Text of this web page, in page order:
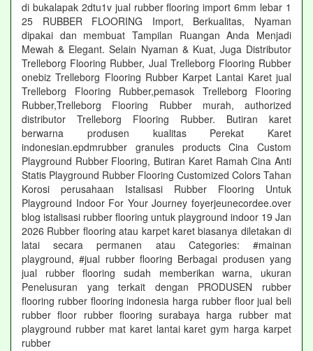
di bukalapak 2dtu1v jual rubber flooring import 6mm lebar 1
25 RUBBER FLOORING Import, Berkualitas, Nyaman
dipakai dan membuat Tampilan Ruangan Anda Menjadi
Mewah & Elegant. Selain Nyaman & Kuat, Juga Distributor
Trelleborg Flooring Rubber, Jual Trelleborg Flooring Rubber
onebiz Trelleborg Flooring Rubber Karpet Lantai Karet jual
Trelleborg Flooring Rubber,pemasok Trelleborg Flooring
Rubber,Trelleborg Flooring Rubber murah, authorized
distributor Trelleborg Flooring Rubber. Butiran karet
berwarna produsen kualitas Perekat Karet
indonesian.epdmrubber granules products Cina Custom
Playground Rubber Flooring, Butiran Karet Ramah Cina Anti
Statis Playground Rubber Flooring Customized Colors Tahan
Korosi perusahaan Istalisasi Rubber Flooring Untuk
Playground Indoor For Your Journey foyerjeunecordee.over
blog istalisasi rubber flooring untuk playground indoor 19 Jan
2026 Rubber flooring atau karpet karet biasanya diletakan di
latai secara permanen atau Categories: #mainan
playground, #jual rubber flooring Berbagai produsen yang
jual rubber flooring sudah memberikan warna, ukuran
Penelusuran yang terkait dengan PRODUSEN rubber
flooring rubber flooring indonesia harga rubber floor jual beli
rubber floor rubber flooring surabaya harga rubber mat
playground rubber mat karet lantai karet gym harga karpet
rubber